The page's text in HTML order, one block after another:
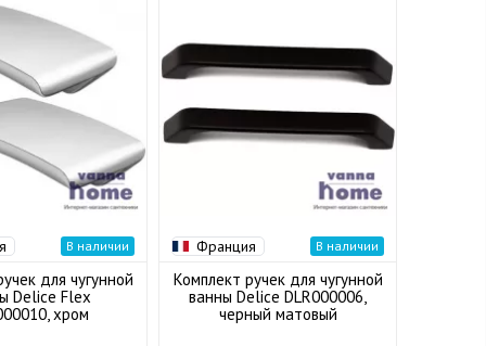
В наличии
для чугунной
Delice Flex
хром
Франция В наличии
Комплект ручек для чугунной
ванны Delice DLR000006,
черный матовый